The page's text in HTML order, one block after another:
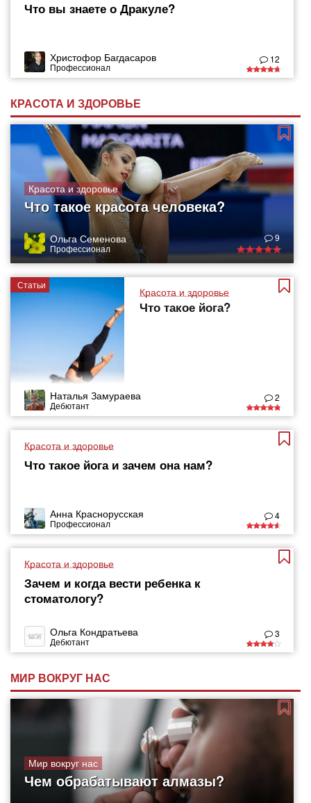
Что вы знаете о Дракуле?
Христофор Багдасаров
Профессионал
12
КРАСОТА И ЗДОРОВЬЕ
Красота и здоровье
Что такое красота человека?
Ольга Семенова
Профессионал
9
Статьи
Красота и здоровье
Что такое йога?
Наталья Замураева
Дебютант
2
Красота и здоровье
Что такое йога и зачем она нам?
Анна Краснорусская
Профессионал
4
Красота и здоровье
Зачем и когда вести ребенка к
стоматологу?
Ольга Кондратьева
Дебютант
3
МИР ВОКРУГ НАС
Мир вокруг нас
Чем обрабатывают алмазы?